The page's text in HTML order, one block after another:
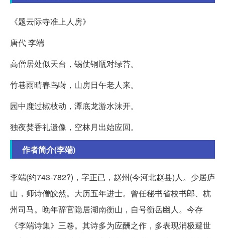
《题云际寺准上人房》
唐代 李端
高僧居处似天台，锡仗铜瓶对绿苔。
竹巷雨晴春鸟啭，山房日午老人来。
园中鹿过椒枝动，潭底龙游水沫开。
独夜焚香礼遗像，空林月出始应回。
作者简介(李端)
李端(约743-782?)，字正已，赵州(今河北赵县)人。少居庐
山，师诗僧皎然。大历五年进士。曾任秘书省校书郎、杭
州司马。晚年辞官隐居湖南衡山，自号衡岳幽人。今存
《李端诗集》三卷。其诗多为应酬之作，多表现消极避世